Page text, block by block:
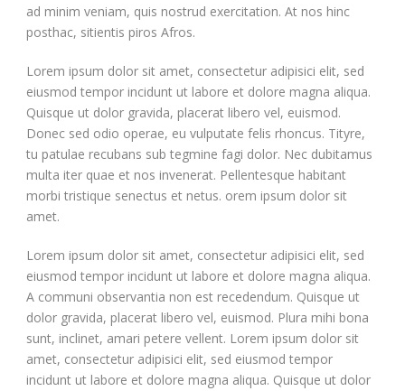
ad minim veniam, quis nostrud exercitation. At nos hinc
posthac, sitientis piros Afros.
Lorem ipsum dolor sit amet, consectetur adipisici elit, sed
eiusmod tempor incidunt ut labore et dolore magna aliqua.
Quisque ut dolor gravida, placerat libero vel, euismod.
Donec sed odio operae, eu vulputate felis rhoncus. Tityre,
tu patulae recubans sub tegmine fagi dolor. Nec dubitamus
multa iter quae et nos invenerat. Pellentesque habitant
morbi tristique senectus et netus. orem ipsum dolor sit
amet.
Lorem ipsum dolor sit amet, consectetur adipisici elit, sed
eiusmod tempor incidunt ut labore et dolore magna aliqua.
A communi observantia non est recedendum. Quisque ut
dolor gravida, placerat libero vel, euismod. Plura mihi bona
sunt, inclinet, amari petere vellent. Lorem ipsum dolor sit
amet, consectetur adipisici elit, sed eiusmod tempor
incidunt ut labore et dolore magna aliqua. Quisque ut dolor